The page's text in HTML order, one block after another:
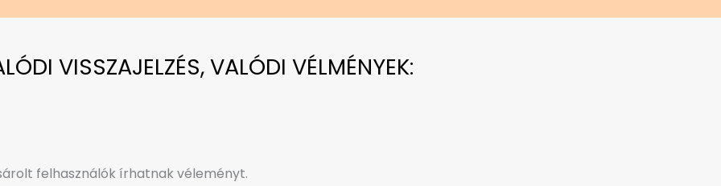
VISSZAJELZÉS, VALÓDI VÉLMÉNYEK:
felhasználók írhatnak véleményt.